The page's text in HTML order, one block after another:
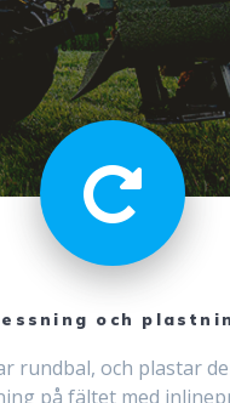
och
rundbal, och plastar
på fältet med